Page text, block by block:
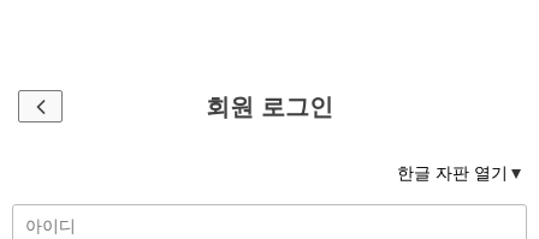
회원 로그인
한글 자판 열기